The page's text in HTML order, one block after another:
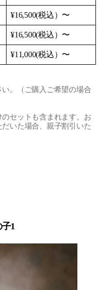
¥16,500(税込）〜
¥16,500(税込）〜
¥11,000(税込）〜
。（ご購入ご希望の場合
セットも含まれます。お
いた場合、親子割引いた
1